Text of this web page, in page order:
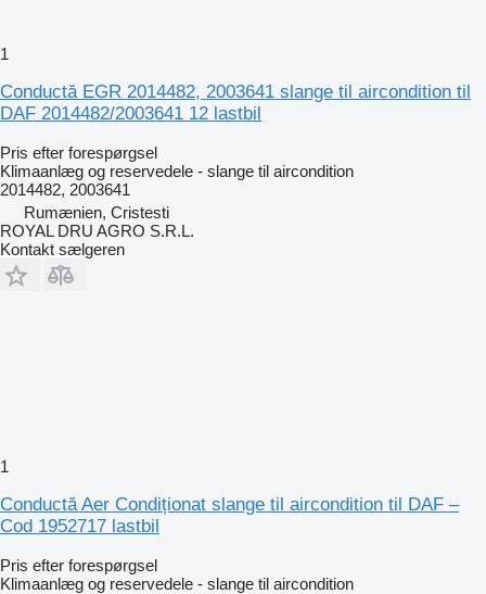
1
Conductă EGR 2014482, 2003641 slange til aircondition til
DAF 2014482/2003641 12 lastbil
Pris efter forespørgsel
Klimaanlæg og reservedele - slange til aircondition
2014482, 2003641
Rumænien, Cristesti
ROYAL DRU AGRO S.R.L.
Kontakt sælgeren
1
Conductă Aer Condiționat slange til aircondition til DAF –
Cod 1952717 lastbil
Pris efter forespørgsel
Klimaanlæg og reservedele - slange til aircondition